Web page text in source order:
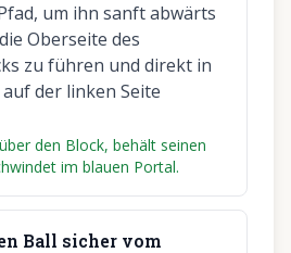
um ihn sanft abwärts
Oberseite des
zu führen und direkt in
der linken Seite
den Block, behält seinen
im blauen Portal.
Ball sicher vom